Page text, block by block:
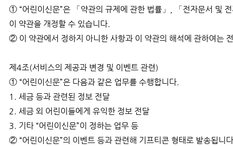
① “어린이신문”은 「약관의 규제에 관한 법률」, 「전자문서 및
이 약관을 개정할 수 있습니다.
② 이 약관에서 정하지 아니한 사항과 이 약관의 해석에 관하여는
제4조(서비스의 제공과 변경 및 이벤트 관련)
① “어린이신문”은 다음과 같은 업무를 수행합니다.
1. 세금 등과 관련된 정보 전달
2. 세금 외 어린이들에게 유익한 정보 전달
3. 기타 “어린이신문”이 정하는 업무 등
② “어린이신문”의 이벤트 등과 관련해 기프티콘 형태로 발송됩니